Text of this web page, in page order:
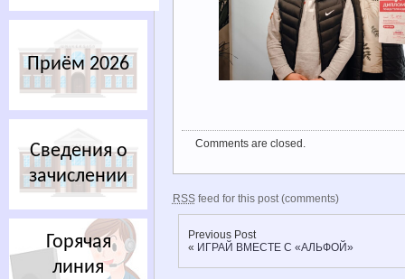
Comments are closed.
RSSfeed for this post (comments)
Previous Post
« ИГРАЙ ВМЕСТЕ С «АЛЬФОЙ»
Приём 2026
Сведения о
зачислении
Горячая
линия